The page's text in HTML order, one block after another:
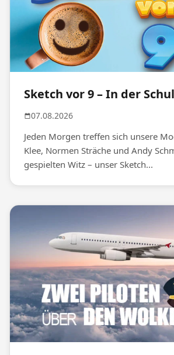
Sketch vor 9 – In der
07.08.2026
Jeden Morgen treffen sich unsere
Klee, Normen Sträche und Andy
gespielten Witz – unser Sketch...